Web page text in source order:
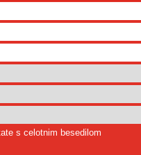
s celotnim besedilom